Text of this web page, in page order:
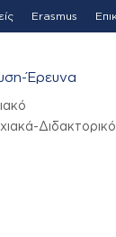
Erasmus
Έρευνα
Διδακτορικό